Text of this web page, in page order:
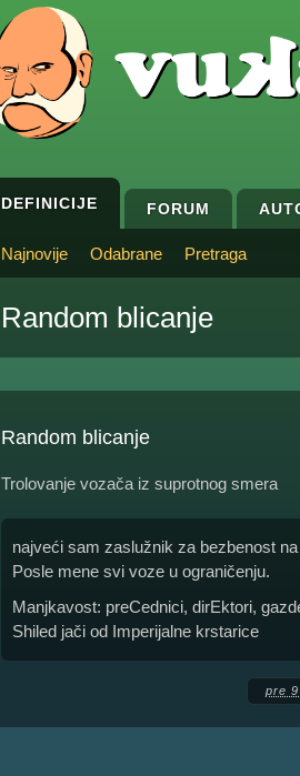
DEFINICIJE FORUM
Najnovije Odabrane Pretraga
Random blicanje
Random blicanje
Trolovanje vozača iz suprotnog smera
najveći sam zaslužnik za bezbenost na
Posle mene svi voze u ograničenju.
Manjkavost: preCednici, dirEktori,
Shiled jači od Imperijalne krstarice
pre